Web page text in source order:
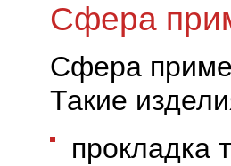
Сфера
Сфера
Такие
прокладка